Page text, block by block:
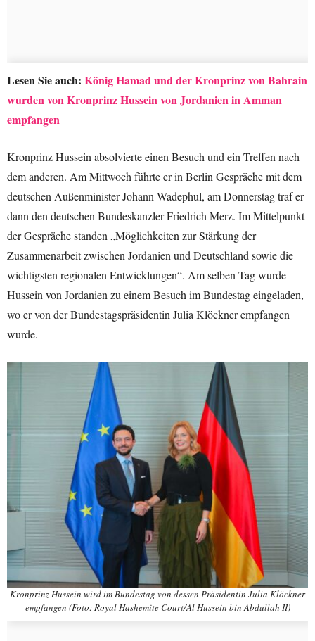
Lesen Sie auch: König Hamad und der Kronprinz von Bahrain
wurden von Kronprinz Hussein von Jordanien in Amman
empfangen
Kronprinz Hussein absolvierte einen Besuch und ein Treffen nach
dem anderen. Am Mittwoch führte er in Berlin Gespräche mit dem
deutschen Außenminister Johann Wadephul, am Donnerstag traf er
dann den deutschen Bundeskanzler Friedrich Merz. Im Mittelpunkt
der Gespräche standen „Möglichkeiten zur Stärkung der
Zusammenarbeit zwischen Jordanien und Deutschland sowie die
wichtigsten regionalen Entwicklungen“. Am selben Tag wurde
Hussein von Jordanien zu einem Besuch im Bundestag eingeladen,
wo er von der Bundestagspräsidentin Julia Klöckner empfangen
wurde.
Kronprinz Hussein wird im Bundestag von dessen Präsidentin Julia Klöckner
empfangen (Foto: Royal Hashemite Court/Al Hussein bin Abdullah II)